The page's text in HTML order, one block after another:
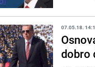
07.05.18.
dobro